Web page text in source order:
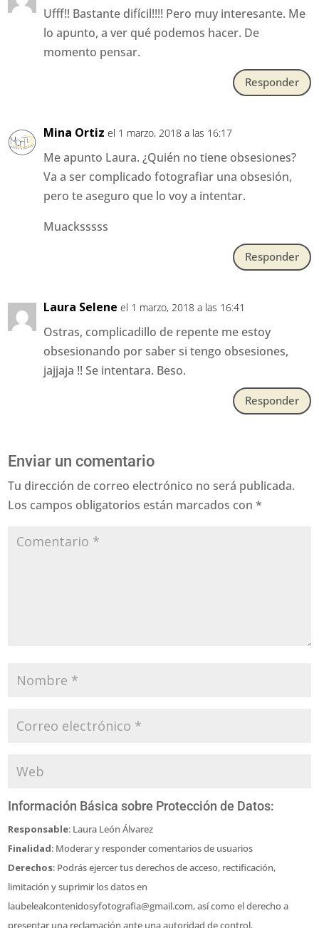
Ufff!! Bastante difícil!!!! Pero muy interesante. Me
lo apunto, a ver qué podemos hacer. De
momento pensar.
Responder
Mina Ortiz el 1 marzo, 2018 a las 16:17
Me apunto Laura. ¿Quién no tiene obsesiones?
Va a ser complicado fotografiar una obsesión,
pero te aseguro que lo voy a intentar.
Muacksssss
Responder
Laura Selene el 1 marzo, 2018 a las 16:41
Ostras, complicadillo de repente me estoy
obsesionando por saber si tengo obsesiones,
jajjaja !! Se intentara. Beso.
Responder
Enviar un comentario
Tu dirección de correo electrónico no será publicada.
Los campos obligatorios están marcados con*
Información Básica sobre Protección de Datos:
Responsable: Laura León Álvarez
Finalidad: Moderar y responder comentarios de usuarios
Derechos: Podrás ejercer tus derechos de acceso, rectificación,
limitación y suprimir los datos en
laubelealcontenidosyfotografia@gmail.com, así como el derecho a
presentar una reclamación ante una autoridad de control.